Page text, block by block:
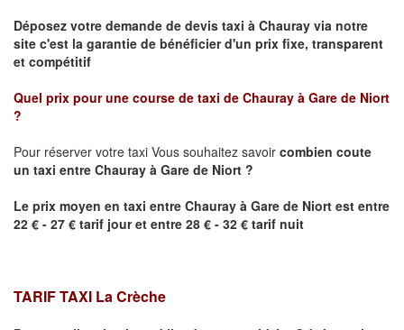
Déposez votre demande de devis taxi à Chauray via notre
site c'est la garantie de bénéficier d'un prix fixe, transparent
et compétitif
Quel prix pour une course de taxi de Chauray à Gare de Niort
?
Pour réserver votre taxi Vous souhaitez savoir combien coute
un taxi entre Chauray à Gare de Niort ?
Le prix moyen en taxi entre Chauray à Gare de Niort est entre
22 € - 27 € tarif jour et entre 28 € - 32 € tarif nuit
TARIF TAXI La Crèche